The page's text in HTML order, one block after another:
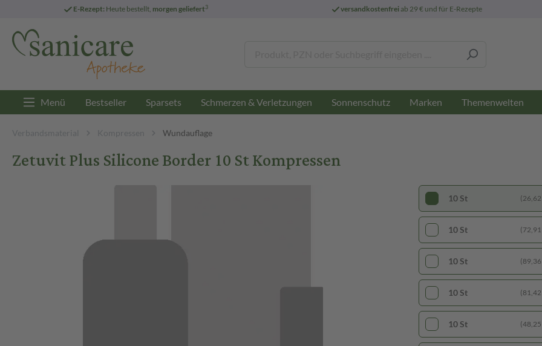
E-Rezept: Heute bestellt, morgen geliefert3 versandkostenfreiab 29 € und für E-Rezepte
Menü Bestseller Sparsets Schmerzen & Verletzungen Sonnenschutz Marken Themenwelten
Verbandsmaterial Kompressen Wundauflage
Zetuvit Plus Silicone Border 10 St Kompressen
10 St (72,91
10 St (89,36
10 St (81,42
10 St (48,25
10 St (26,62